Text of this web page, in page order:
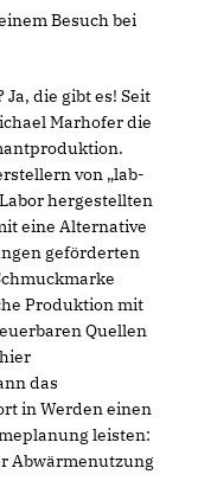
Besuch bei
die gibt es! Seit
Marhofer die
von „lab-
hergestellten
eine Alternative
geförderten
Produktion mit
Quellen
das
in Werden einen
leisten:
Abwärmenutzung